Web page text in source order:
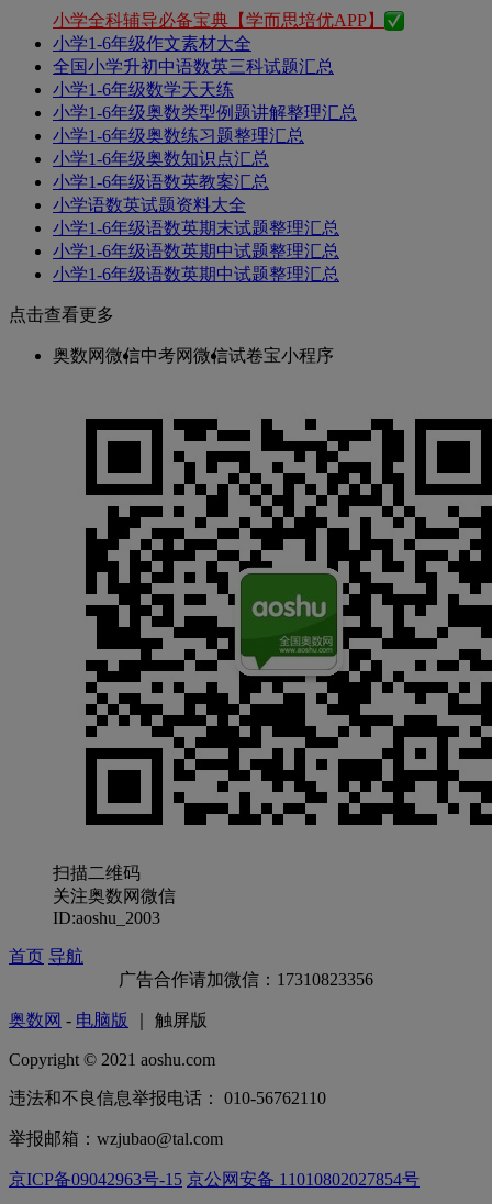
小学全科辅导必备宝典【学而思培优APP】
小学1-6年级作文素材大全
全国小学升初中语数英三科试题汇总
小学1-6年级数学天天练
小学1-6年级奥数类型例题讲解整理汇总
小学1-6年级奥数练习题整理汇总
小学1-6年级奥数知识点汇总
小学1-6年级语数英教案汇总
小学语数英试题资料大全
小学1-6年级语数英期末试题整理汇总
小学1-6年级语数英期中试题整理汇总
小学1-6年级语数英期中试题整理汇总
点击查看更多
奥数网微信中考网微信试卷宝小程序
扫描二维码
关注奥数网微信
ID:aoshu_2003
首页 导航
广告合作请加微信：17310823356
奥数网 - 电脑版 ｜ 触屏版
Copyright © 2021 aoshu.com
违法和不良信息举报电话： 010-56762110
举报邮箱：wzjubao@tal.com
京ICP备09042963号-15 京公网安备 11010802027854号